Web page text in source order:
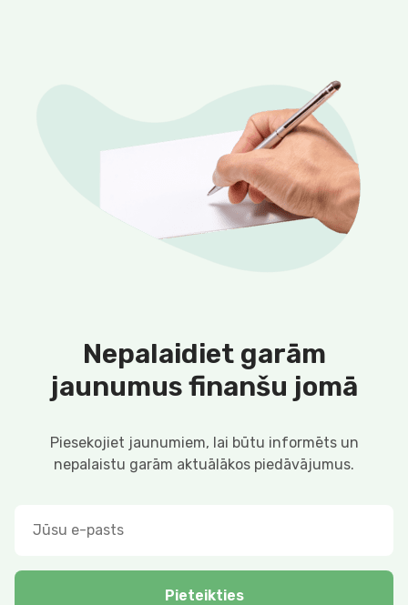
Nepalaidiet garām
jaunumus finanšu jomā
Piesekojiet jaunumiem, lai būtu informēts un
nepalaistu garām aktuālākos piedāvājumus.
Pieteikties